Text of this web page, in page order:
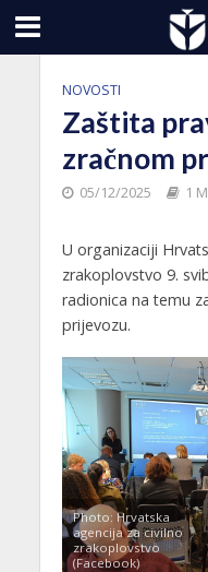
NOVOSTI
Zaštita
zračnom
05/12/2025 1
U organizaciji
zrakoplovstvo 9.
radionica na temu
prijevozu.
Photo: Hrvatska
agencija za civilno
zrakoplovstvo
(Facebook)